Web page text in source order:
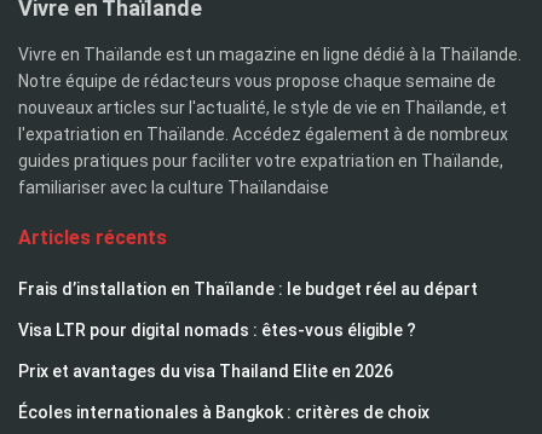
Vivre en Thaïlande
Vivre en Thaïlande est un magazine en ligne dédié à la Thaïlande.
Notre équipe de rédacteurs vous propose chaque semaine de
nouveaux articles sur l'actualité, le style de vie en Thaïlande, et
l'expatriation en Thaïlande. Accédez également à de nombreux
guides pratiques pour faciliter votre expatriation en Thaïlande,
familiariser avec la culture Thaïlandaise
Articles récents
Frais d’installation en Thaïlande : le budget réel au départ
Visa LTR pour digital nomads : êtes-vous éligible ?
Prix et avantages du visa Thailand Elite en 2026
Écoles internationales à Bangkok : critères de choix